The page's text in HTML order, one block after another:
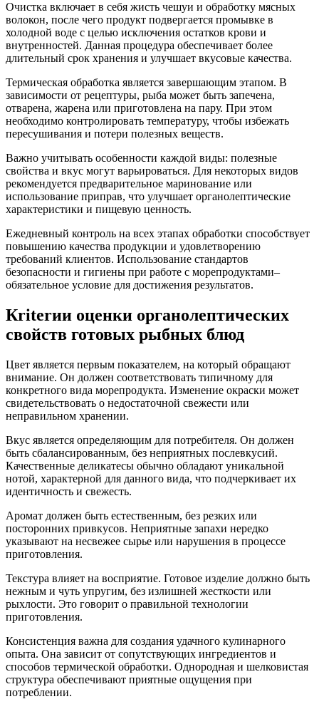
Очистка включает в себя жисть чешуи и обработку мясных
волокон, после чего продукт подвергается промывке в
холодной воде с целью исключения остатков крови и
внутренностей. Данная процедура обеспечивает более
длительный срок хранения и улучшает вкусовые качества.
Термическая обработка является завершающим этапом. В
зависимости от рецептуры, рыба может быть запечена,
отварена, жарена или приготовлена на пару. При этом
необходимо контролировать температуру, чтобы избежать
пересушивания и потери полезных веществ.
Важно учитывать особенности каждой виды: полезные
свойства и вкус могут варьироваться. Для некоторых видов
рекомендуется предварительное маринование или
использование приправ, что улучшает органолептические
характеристики и пищевую ценность.
Ежедневный контроль на всех этапах обработки способствует
повышению качества продукции и удовлетворению
требований клиентов. Использование стандартов
безопасности и гигиены при работе с морепродуктами–
обязательное условие для достижения результатов.
Кriterии оценки органолептических
свойств готовых рыбных блюд
Цвет является первым показателем, на который обращают
внимание. Он должен соответствовать типичному для
конкретного вида морепродукта. Изменение окраски может
свидетельствовать о недостаточной свежести или
неправильном хранении.
Вкус является определяющим для потребителя. Он должен
быть сбалансированным, без неприятных послевкусий.
Качественные деликатесы обычно обладают уникальной
нотой, характерной для данного вида, что подчеркивает их
идентичность и свежесть.
Аромат должен быть естественным, без резких или
посторонних привкусов. Неприятные запахи нередко
указывают на несвежее сырье или нарушения в процессе
приготовления.
Текстура влияет на восприятие. Готовое изделие должно быть
нежным и чуть упругим, без излишней жесткости или
рыхлости. Это говорит о правильной технологии
приготовления.
Консистенция важна для создания удачного кулинарного
опыта. Она зависит от сопутствующих ингредиентов и
способов термической обработки. Однородная и шелковистая
структура обеспечивают приятные ощущения при
потреблении.